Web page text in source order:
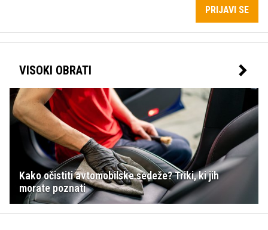
PRIJAVI SE
VISOKI OBRATI
Kako očistiti avtomobilske sedeže? Triki, ki jih
morate poznati